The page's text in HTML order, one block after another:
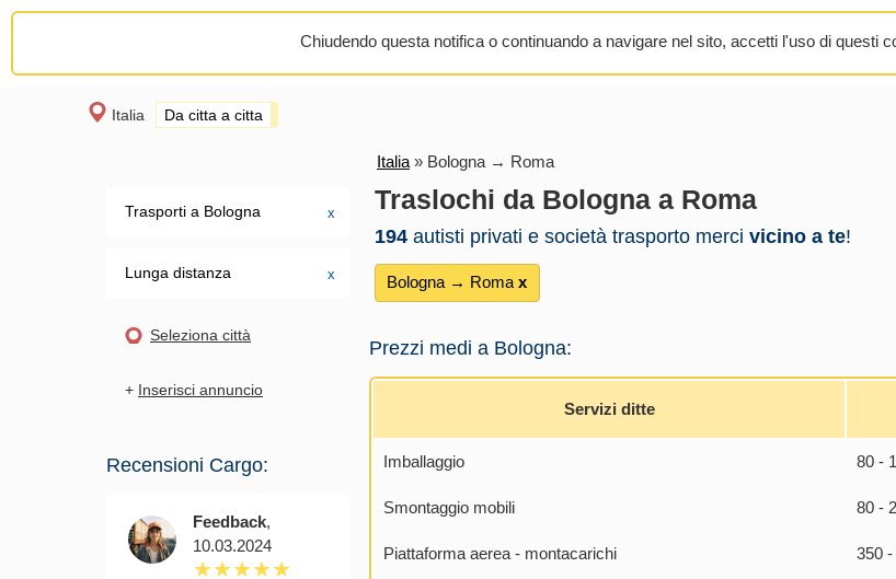
Chiudendo questa notifica o continuando a navigare nel sito, accetti l'uso di questi
Italia Da citta a citta
Trasporti a Bologna х
Lunga distanza х
Seleziona città
+ Inserisci annuncio
Recensioni Cargo:
Feedback,
10.03.2024
Italia » Bologna → Roma
Traslochi da Bologna a Roma
194 autisti privati e società trasporto merci vicino a te!
Bologna → Roma х
Prezzi medi a Bologna:
Servizi ditte
Imballaggio 80 -
Smontaggio mobili 80 -
Piattaforma aerea - montacarichi 350